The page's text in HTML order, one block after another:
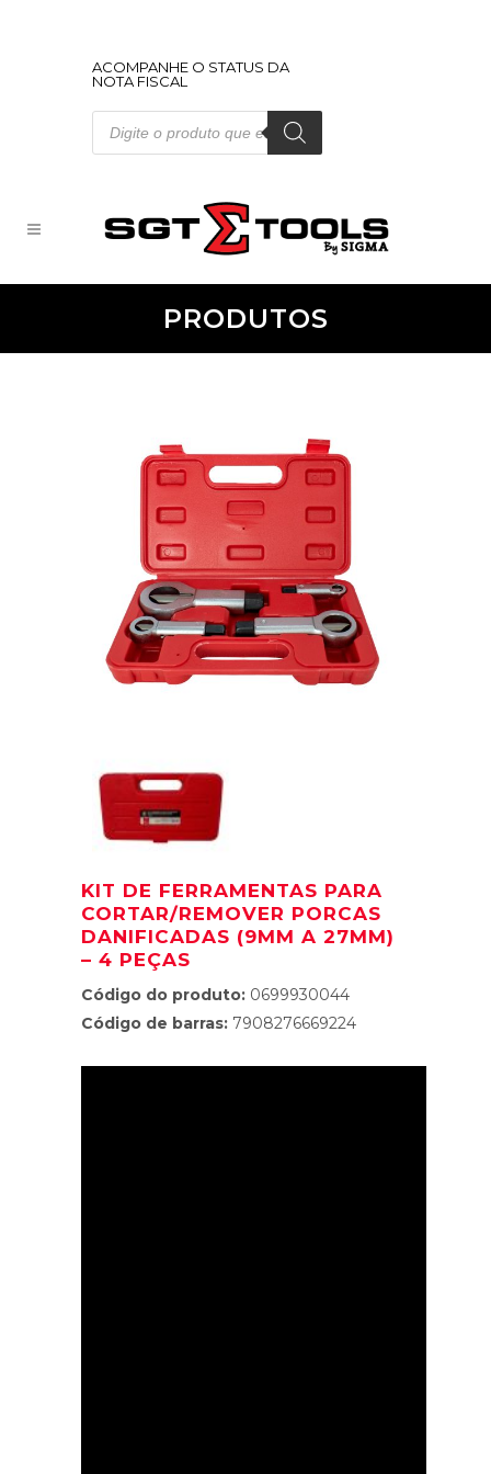
ACOMPANHE O STATUS DA
NOTA FISCAL
Pesquisar
produtos
PRODUTOS
KIT DE FERRAMENTAS PARA
CORTAR/REMOVER PORCAS
DANIFICADAS (9MM A 27MM)
– 4 PEÇAS
Código do produto: 0699930044
Código de barras: 7908276669224